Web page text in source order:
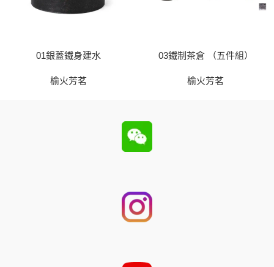
01銀蓋鐵身建水
榆火芳茗
03鐵制茶倉 （五件組）
榆火芳茗